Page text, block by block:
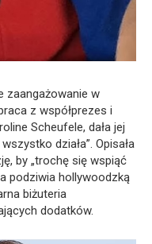
zaangażowanie w
z współprezes i
Scheufele, dała jej
działa”. Opisała
by „trochę się wspiąć
podziwia hollywoodzką
biżuteria
dodatków.